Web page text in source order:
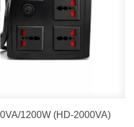
1200W (HD-2000VA)